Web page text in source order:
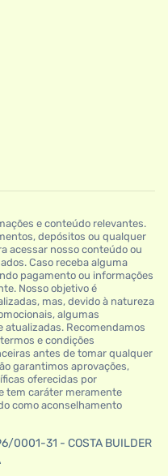
e conteúdo relevantes.
depósitos ou qualquer
acessar nosso conteúdo ou
Caso receba alguma
pagamento ou informações
Nosso objetivo é
mas, devido à natureza
algumas
Recomendamos
e condições
antes de tomar qualquer
garantimos aprovações,
oferecidas por
tem caráter meramente
como aconselhamento
0001-31 - COSTA BUILDER